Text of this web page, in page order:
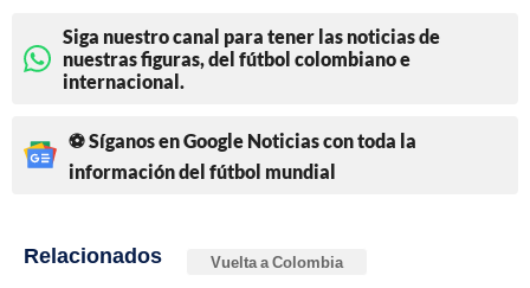
Siga nuestro canal para tener las noticias de
nuestras figuras, del fútbol colombiano e
internacional.
⚽ Síganos en Google Noticias con toda la
información del fútbol mundial
Relacionados Vuelta a Colombia